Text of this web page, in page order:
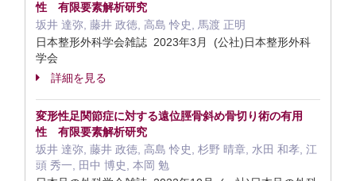
性 有限要素解析研究
坂井 達弥, 藤井 政徳, 高島 怜史, 馬渡 正明
日本整形外科学会雑誌 2023年3月 (公社)日本整形外科
学会
詳細を見る
変形性足関節症に対する遠位脛骨斜め骨切り術の有用
性 有限要素解析研究
坂井 達弥, 藤井 政徳, 高島 怜史, 杉野 晴章, 水田 和孝, 江
頭 秀一, 田中 博史, 本岡 勉